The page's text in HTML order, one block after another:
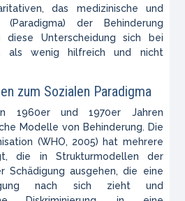
das medizinische und
der Behinderung
diese Unterscheidung sich bei
als wenig hilfreich und nicht
zum Sozialen Paradigma
1960er und 1970er Jahren
Modelle von Behinderung. Die
(WHO, 2005) hat mehrere
die in Strukturmodellen der
Schädigung ausgehen, die eine
nach sich zieht und